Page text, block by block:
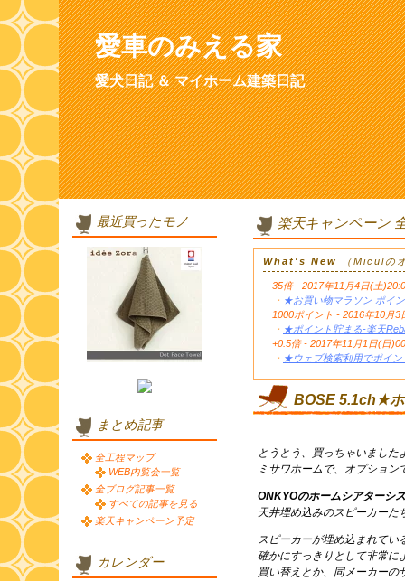
愛車のみえる家
愛犬日記 ＆ マイホーム建築日記
楽天キャンペーン
What's New （Miculの
35倍 - 2017年11月4日(土
・ ★お買い物マラソン ポイ
1000ポイント - 2016年10月
・ ★ポイント貯まる-楽天
+0.5倍 - 2017年11月1日(日
・ ★ウェブ検索利用でポイン
BOSE 5.1ch★
とうとう、買っちゃいました
ミサワホームで、オプション
ONKYOのホームシアターシ
天井埋め込みのスピーカーた
スピーカーが埋め込まれてい
確かにすっきりとして非常に
買い替えとか、同メーカーの
最近買ったモノ
まとめ記事
全工程マップ
WEB内覧会一覧
全ブログ記事一覧
すべての記事を見る
楽天キャンペーン予定
カレンダー